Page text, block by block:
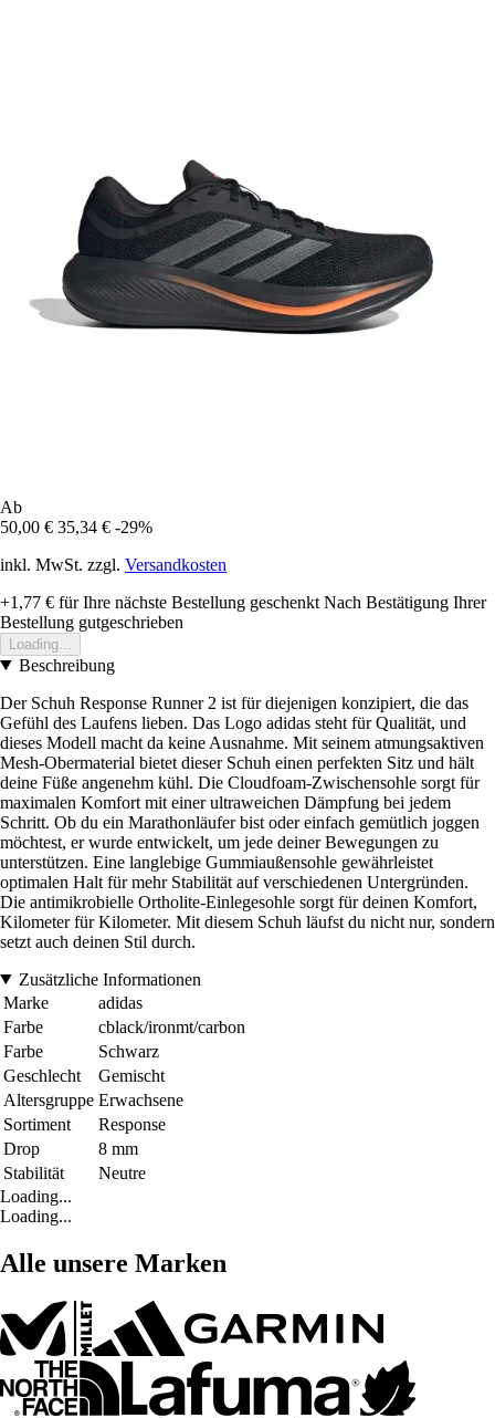
Ab
50,00 € 35,34 € -29%
inkl. MwSt. zzgl. Versandkosten
+1,77 € für Ihre nächste Bestellung geschenkt Nach Bestätigung Ihrer
Bestellung gutgeschrieben
Loading...
Beschreibung
Der Schuh Response Runner 2 ist für diejenigen konzipiert, die das
Gefühl des Laufens lieben. Das Logo adidas steht für Qualität, und
dieses Modell macht da keine Ausnahme. Mit seinem atmungsaktiven
Mesh-Obermaterial bietet dieser Schuh einen perfekten Sitz und hält
deine Füße angenehm kühl. Die Cloudfoam-Zwischensohle sorgt für
maximalen Komfort mit einer ultraweichen Dämpfung bei jedem
Schritt. Ob du ein Marathonläufer bist oder einfach gemütlich joggen
möchtest, er wurde entwickelt, um jede deiner Bewegungen zu
unterstützen. Eine langlebige Gummiaußensohle gewährleistet
optimalen Halt für mehr Stabilität auf verschiedenen Untergründen.
Die antimikrobielle Ortholite-Einlegesohle sorgt für deinen Komfort,
Kilometer für Kilometer. Mit diesem Schuh läufst du nicht nur, sondern
setzt auch deinen Stil durch.
Zusätzliche Informationen
Marke
adidas
Farbe
cblack/ironmt/carbon
Farbe
Schwarz
Geschlecht
Gemischt
Altersgruppe Erwachsene
Sortiment
Response
Drop
8 mm
Stabilität
Neutre
Loading...
Loading...
Alle unsere Marken